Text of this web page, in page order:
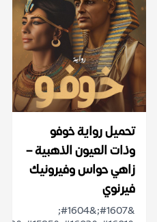
تحميل رواية خوفو
وذات العيون الذهبية –
زاهي حواس وفيرونيك
فيرنوي
&#1607;&#1604;